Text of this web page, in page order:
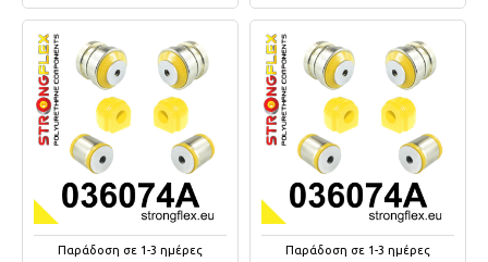
Παράδοση σε 1-3 ημέρες Παράδοση σε 1-3 ημέρες